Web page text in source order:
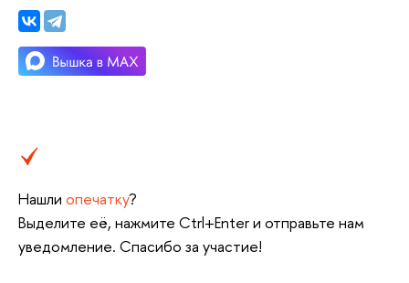
Нашли опечатку?
Выделите её, нажмите Ctrl+Enter и отправьте нам
уведомление. Спасибо за участие!